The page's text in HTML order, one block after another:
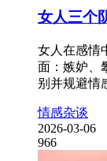
女人三个
女人在感情
面：嫉妒、
别并规避情
情感杂谈
2026-03-06
966